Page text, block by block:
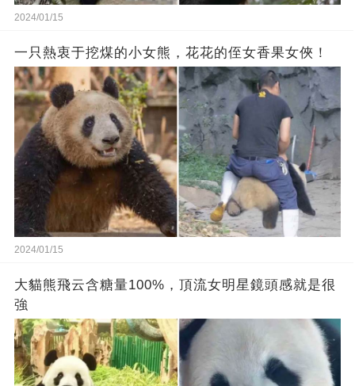
2024/01/15
一只熱衷于挖煤的小女熊，花花的侄女香果女俠！
2024/01/15
大貓熊飛云含糖量100%，頂流女明星鏡頭感就是很
強